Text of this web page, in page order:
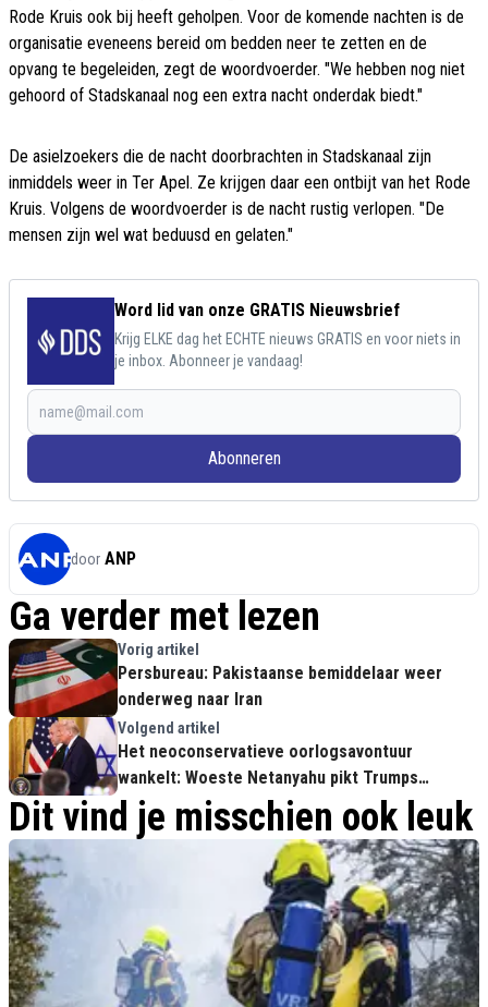
Rode Kruis ook bij heeft geholpen. Voor de komende nachten is de
organisatie eveneens bereid om bedden neer te zetten en de
opvang te begeleiden, zegt de woordvoerder. "We hebben nog niet
gehoord of Stadskanaal nog een extra nacht onderdak biedt."
De asielzoekers die de nacht doorbrachten in Stadskanaal zijn
inmiddels weer in Ter Apel. Ze krijgen daar een ontbijt van het Rode
Kruis. Volgens de woordvoerder is de nacht rustig verlopen. "De
mensen zijn wel wat beduusd en gelaten."
Word lid van onze GRATIS Nieuwsbrief
Krijg ELKE dag het ECHTE nieuws GRATIS en voor niets in
je inbox. Abonneer je vandaag!
Abonneren
door ANP
Ga verder met lezen
Vorig artikel
Persbureau: Pakistaanse bemiddelaar weer
onderweg naar Iran
Volgend artikel
Het neoconservatieve oorlogsavontuur
wankelt: Woeste Netanyahu pikt Trumps
plotselinge diplomatieke draai over Iran niet
Dit vind je misschien ook leuk